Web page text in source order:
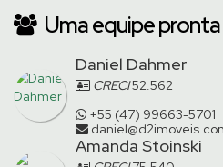
Uma equipe
Daniel Dahmer
CRECI52.562
+55 (47) 99663-5701
Amanda Stoinski